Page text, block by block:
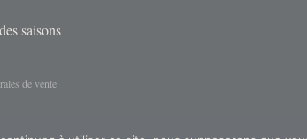
saisons
de vente